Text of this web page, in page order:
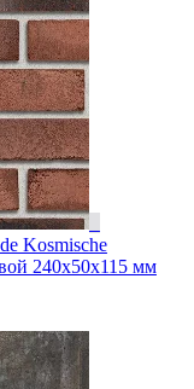
Kosmische
240x50x115 мм